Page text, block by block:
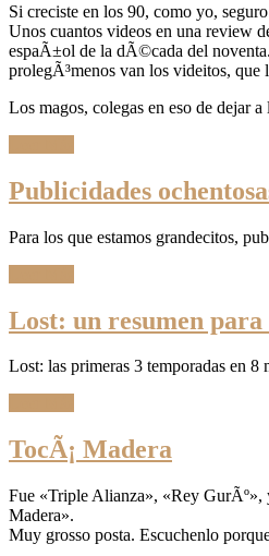
Si creciste en los 90, como yo,
Unos cuantos videos en una review
espaÃ±ol de la dÃ©cada del
prolegÃ³menos van los videitos, que
Los magos, colegas en eso de dejar
Publicidades
Para los que estamos grandecitos,
Lost: un resumen
Lost: las primeras 3 temporadas en 8
TocÃ¡ Madera
Fue «Triple Alianza», «Rey
Madera».
Muy grosso posta. Escuchenlo